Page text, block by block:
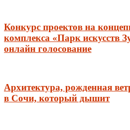
Конкурс проектов на
комплекса «Парк искусств
онлайн голосование
Архитектура, рожденная
в Сочи, который дышит